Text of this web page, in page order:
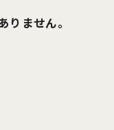
ません。